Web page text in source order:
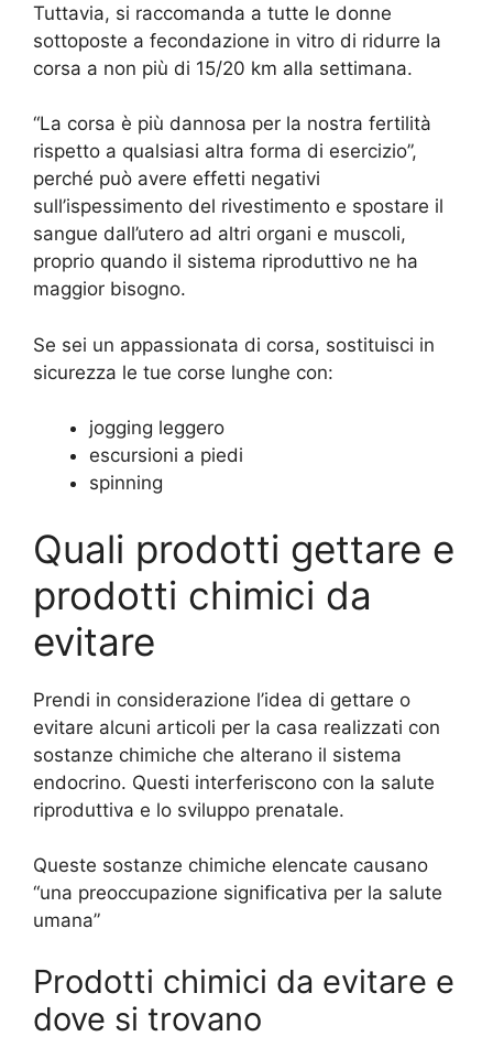
Tuttavia, si raccomanda a tutte le donne
sottoposte a fecondazione in vitro di ridurre la
corsa a non più di 15/20 km alla settimana.
“La corsa è più dannosa per la nostra fertilità
rispetto a qualsiasi altra forma di esercizio”,
perché può avere effetti negativi
sull’ispessimento del rivestimento e spostare il
sangue dall’utero ad altri organi e muscoli,
proprio quando il sistema riproduttivo ne ha
maggior bisogno.
Se sei un appassionata di corsa, sostituisci in
sicurezza le tue corse lunghe con:
jogging leggero
escursioni a piedi
spinning
Quali prodotti gettare e
prodotti chimici da
evitare
Prendi in considerazione l’idea di gettare o
evitare alcuni articoli per la casa realizzati con
sostanze chimiche che alterano il sistema
endocrino. Questi interferiscono con la salute
riproduttiva e lo sviluppo prenatale.
Queste sostanze chimiche elencate causano
“una preoccupazione significativa per la salute
umana”
Prodotti chimici da evitare e
dove si trovano